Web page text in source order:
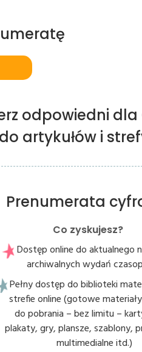
odpowiedni dla
artykułów i
Prenumerata
Co zyskujesz?
Dostęp online do aktualnego
archiwalnych wydań
Pełny dostęp do biblioteki
strefie online (gotowe
do pobrania – bez limitu –
plakaty, gry, plansze, szablony,
multimedialne itd.)